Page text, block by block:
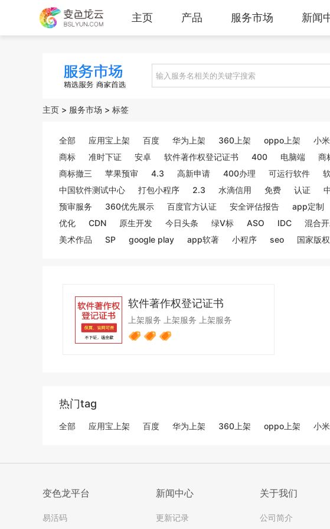
主页 产品 服务市场 新闻
主页 > 服务市场 > 标签
全部 应用宝上架 百度 华为上架 360上架 oppo上架 小
商标
准时下证 安卓 软件著作权登记证书 400 电脑端 商
商标撤三
苹果预审 4.3 高新申请 400办理 可运行软件
中国软件测试中心
打包小程序 2.3 水滴信用 免费 认证
预审服务
360优先展示 百度官方认证 安全评估报告 app定制
优化
CDN 原生开发 今日头条 绿V标 ASO IDC 混合
美术作品
SP google play app软著 小程序 seo 国家版权
软件著作权登记证书
上架服务 上架服务 上架服务
热门tag
全部 应用宝上架 百度 华为上架 360上架 oppo上架 小
变色龙平台
易活码
新闻中心
更新记录
关于我们
公司简介